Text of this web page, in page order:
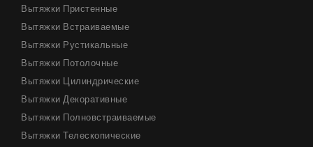
Вытяжки Пристенные
Вытяжки Встраиваемые
Вытяжки Рустикальные
Вытяжки Потолочные
Вытяжки Цилиндрические
Вытяжки Декоративные
Вытяжки Полновстраиваемые
Вытяжки Телескопические